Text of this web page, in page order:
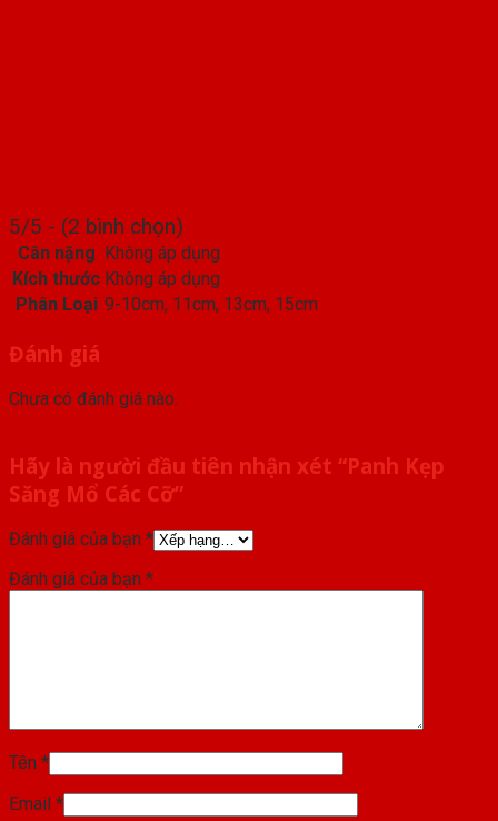
5/5 - (2 bình chọn)
Cân nặng
Không áp dụng
Kích thước Không áp dụng
Phân Loại 9-10cm, 11cm, 13cm, 15cm
Đánh giá
Chưa có đánh giá nào.
Hãy là người đầu tiên nhận xét “Panh Kẹp
Săng Mổ Các Cỡ”
Đánh giá của bạn *
Đánh giá của bạn *
Tên *
Email *